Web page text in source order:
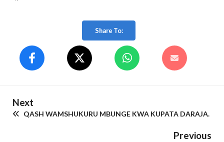
Share To:
Next
QASH WAMSHUKURU MBUNGE KWA KUPATA DARAJA.
Previous